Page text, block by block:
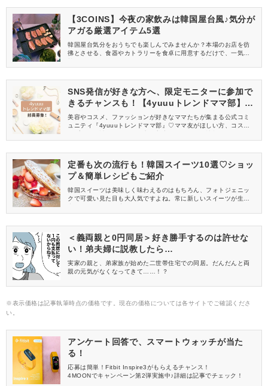
【3COINS】今夜の家飲みは韓国屋台風♪気分が
アガる厳選アイテム5選
韓国屋台気分をおうちでも楽しんでみませんか？本場のお店を彷
彿とさせる、食器やカトラリーを食卓に用意するだけで、一気に
がアガる、おすすめ韓国屋台風アイテムをご紹介します♪
SNS発信が好きな方へ、限定モニターに参加で
きるチャンスも！【4yuuuトレンドママ部】部
員募集中
美容やコスメ、ファッションが好きなママたちが集まる公式コミ
ュニティ『4yuuuトレンドママ部』♡ママ友がほしい方、コスメサ
信してくれる方を募集しています！
定番も次の流行も！韓国スイーツ10選♡ショッ
プ＆簡単レシピもご紹介
韓国スイーツは美味しく味わえるのはもちろん、フォトジェニッ
クで可愛い見た目も大人気ですよね。常に新しいスイーツが生み
は、定番人気のスイーツから、これから流行りそうな新しいスイ
シピもチェックしましょう。
＜義両親と0円同居＞好き勝手するのは許せな
い！弟夫婦に説教したら…
実家の親と、弟家族が始めた二世帯住宅での同居。だんだんと両
親の元気がなくなってきて……！？
※表示価格は記事執筆時点の価格です。現在の価格については各サイトでご確認くださ
い。
アンケート回答で、スマートウォッチが当た
る！
応募は簡単！Fitbit Inspire3がもらえるチャンス！
4MOONでキャンペーン第2弾実施中♪詳細は記事でチェック！